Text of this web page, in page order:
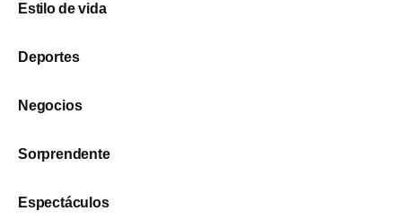
Estilo de vida
Deportes
Negocios
Sorprendente
Espectáculos